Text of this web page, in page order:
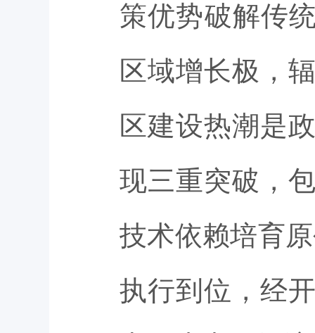
策优势破解传
区域增长极，
区建设热潮是
现三重突破，
技术依赖培育
执行到位，经